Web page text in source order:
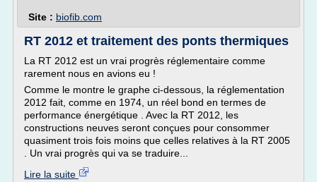
Site : biofib.com
RT 2012 et traitement des ponts thermiques
La RT 2012 est un vrai progrès réglementaire comme
rarement nous en avions eu !
Comme le montre le graphe ci-dessous, la réglementation
2012 fait, comme en 1974, un réel bond en termes de
performance énergétique . Avec la RT 2012, les
constructions neuves seront conçues pour consommer
quasiment trois fois moins que celles relatives à la RT 2005
. Un vrai progrès qui va se traduire...
Lire la suite